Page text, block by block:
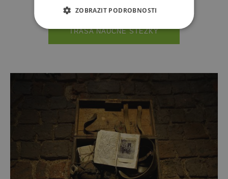
TRASA NAUČNÉ STEZKY
ZOBRAZIT PODROBNOSTI